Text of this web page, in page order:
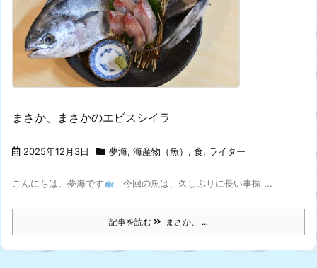
まさか、まさかのエビスシイラ
2025年12月3日 夢海, 海産物（魚） , 食, ライター
こんにちは、夢海です 今回の魚は、久しぶりに長い事探 ...
記事を読む まさか、 ...